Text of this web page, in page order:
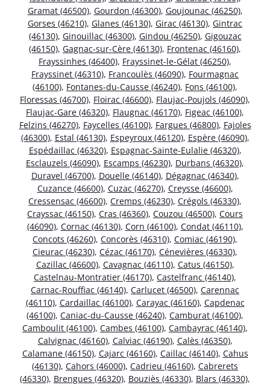
Gramat (46500), Gourdon (46300), Goujounac (46250),
Gorses (46210), Glanes (46130), Girac (46130), Gintrac
(46130), Ginouillac (46300), Gindou (46250), Gigouzac
(46150), Gagnac-sur-Cère (46130), Frontenac (46160),
Frayssinhes (46400), Frayssinet-le-Gélat (46250),
Frayssinet (46310), Francoulès (46090), Fourmagnac
(46100), Fontanes-du-Causse (46240), Fons (46100),
Floressas (46700), Floirac (46600), Flaujac-Poujols (46090),
Flaujac-Gare (46320), Flaugnac (46170), Figeac (46100),
Felzins (46270), Faycelles (46100), Fargues (46800), Fajoles
(46300), Estal (46130), Espeyroux (46120), Espère (46090),
Espédaillac (46320), Espagnac-Sainte-Eulalie (46320),
Esclauzels (46090), Escamps (46230), Durbans (46320),
Duravel (46700), Douelle (46140), Dégagnac (46340),
Cuzance (46600), Cuzac (46270), Creysse (46600),
Cressensac (46600), Cremps (46230), Crégols (46330),
Crayssac (46150), Cras (46360), Couzou (46500), Cours
(46090), Cornac (46130), Corn (46100), Condat (46110),
Concots (46260), Concorès (46310), Comiac (46190),
Cieurac (46230), Cézac (46170), Cénevières (46330),
Cazillac (46600), Cavagnac (46110), Catus (46150),
Castelnau-Montratier (46170), Castelfranc (46140),
Carnac-Rouffiac (46140), Carlucet (46500), Carennac
(46110), Cardaillac (46100), Carayac (46160), Capdenac
(46100), Caniac-du-Causse (46240), Camburat (46100),
Camboulit (46100), Cambes (46100), Cambayrac (46140),
Calvignac (46160), Calviac (46190), Calès (46350),
Calamane (46150), Cajarc (46160), Caillac (46140), Cahus
(46130), Cahors (46000), Cadrieu (46160), Cabrerets
(46330), Brengues (46320), Bouziès (46330), Blars (46330),